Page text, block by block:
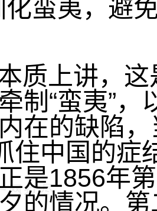
化蛮夷，避
上讲，这
制“蛮夷”
在的缺陷
住中国的
是1856年
的情况。